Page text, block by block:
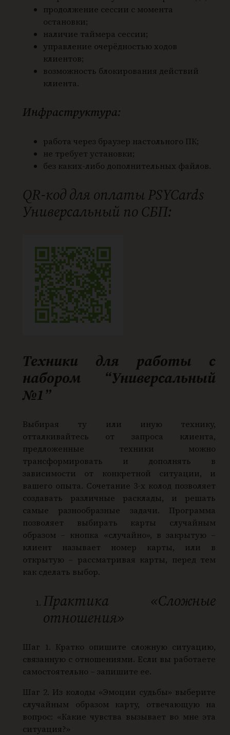
продолжение сессии с момента
остановки;
наличие таймера сессии;
управление очерёдностью ходов
клиентов;
возможность блокирования действий
клиента.
Инфраструктура:
работа через браузер настольного ПК;
не требует установки;
без каких-либо дополнительных файлов.
QR-код для оплаты PSYCards
Универсальный по СБП:
Техники для работы с
набором “Универсальный
№1”
Выбирая ту или иную технику,
отталкивайтесь от запроса клиента,
предложенные техники можно
трансформировать и дополнять в
зависимости от конкретной ситуации, и
вашего опыта. Сочетание 3-х колод позволяет
создавать различные расклады, и решать
самые разнообразные задачи. Программа
позволяет выбирать карты случайным
образом – кнопка «случайно», в закрытую –
клиент называет номер карты, или в
открытую – рассматривая карты, перед тем
как сделать выбор.
Практика «Сложные
отношения»
Шаг 1. Кратко опишите сложную ситуацию,
связанную с отношениями. Если вы работаете
самостоятельно – запишите ее.
Шаг 2. Из колоды «Эмоции судьбы» выберите
случайным образом карту, отвечающую на
вопрос: «Какие чувства вызывает во мне эта
ситуация?»